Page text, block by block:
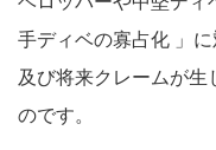
手ディベの寡占化 」
及び将来クレームが
のです。